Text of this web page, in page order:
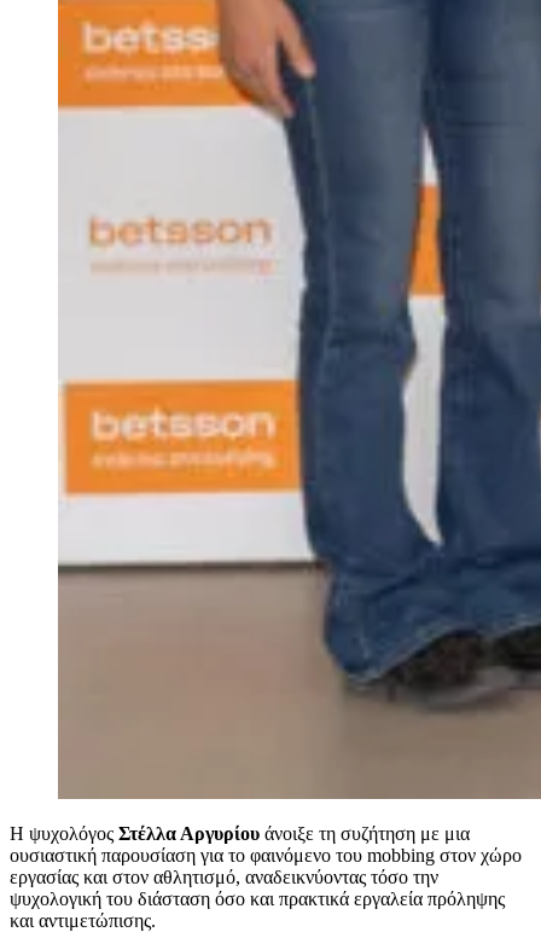
Η ψυχολόγος Στέλλα Αργυρίου άνοιξε τη συζήτηση με μια
ουσιαστική παρουσίαση για το φαινόμενο του mobbing στον χώρο
εργασίας και στον αθλητισμό, αναδεικνύοντας τόσο την
ψυχολογική του διάσταση όσο και πρακτικά εργαλεία πρόληψης
και αντιμετώπισης.